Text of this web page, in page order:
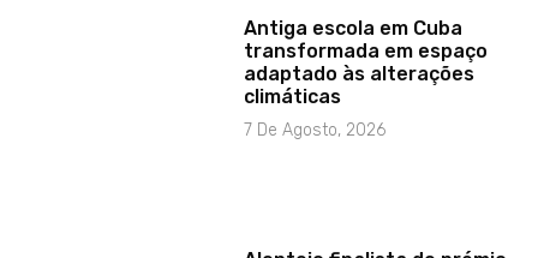
Antiga escola em Cuba
transformada em espaço
adaptado às alterações
climáticas
7 De Agosto, 2026